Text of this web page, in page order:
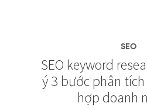
SEO
SEO keyword
ý 3 bước phân
hợp doanh